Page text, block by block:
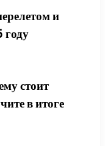
и
стоит
в итоге